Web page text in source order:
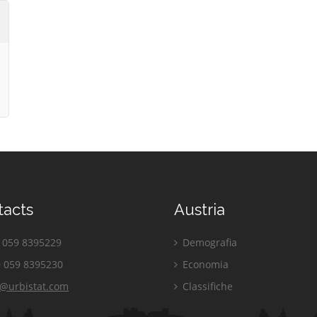
8395229
8395230
Austria
Demografia
Economia
Classifiche